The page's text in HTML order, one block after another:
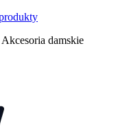
Akcesoria damskie